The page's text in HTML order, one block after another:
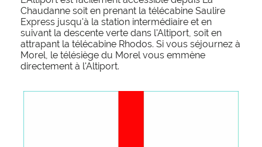
Chaudanne soit en prenant la télécabine Saulire
Express jusqu'à la station intermédiaire et en
suivant la descente verte dans l'Altiport, soit en
attrapant la télécabine Rhodos. Si vous séjournez à
Morel, le télésiège du Morel vous emmène
directement à l'Altiport.